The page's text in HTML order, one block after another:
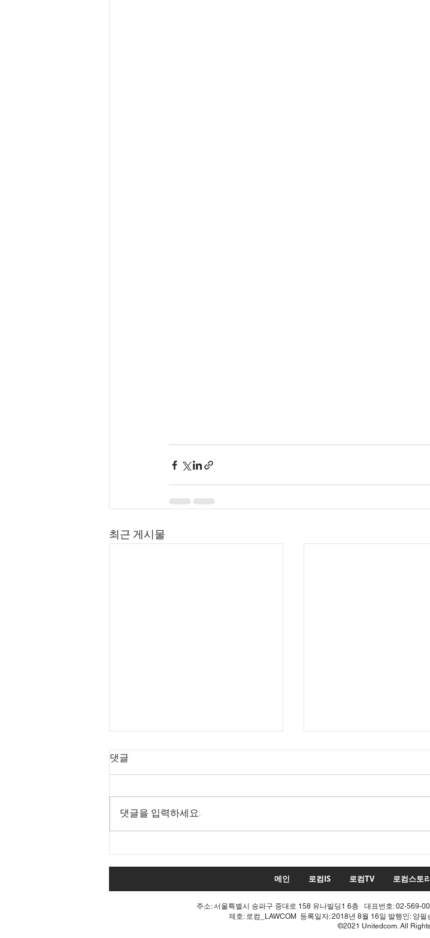
최근 게시물
공 불꽃!
적 쇄신으론 어림없다!
댓글
댓글을 입력하세요.
메인 로컴IS 로컴TV 로컴스토
주소: 서울특별시 송파구 중대로 158 유나빌딩1 6층 대표번호: 02-569-
제호: 로컴_LAWCOM 등록일자: 2018년 8월 16일 발행인: 양
©2021 Unitedcom. All